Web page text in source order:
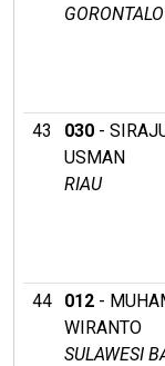
GORONTALO
43
030 -
USMAN
RIAU
44
012 -
WIRANTO
SULAWESI